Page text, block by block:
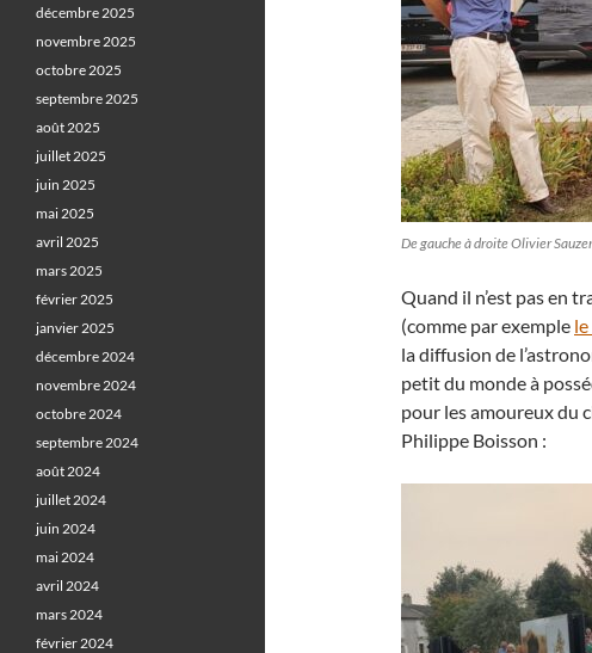
De gauche à droite Olivier
Quand il n’est pas en
(comme par exemple
la diffusion de
petit du monde à
pour les amoureux du
Philippe Boisson :
décembre 2025
novembre 2025
octobre 2025
septembre 2025
août 2025
juillet 2025
juin 2025
mai 2025
avril 2025
mars 2025
février 2025
janvier 2025
décembre 2024
novembre 2024
octobre 2024
septembre 2024
août 2024
juillet 2024
juin 2024
mai 2024
avril 2024
mars 2024
février 2024